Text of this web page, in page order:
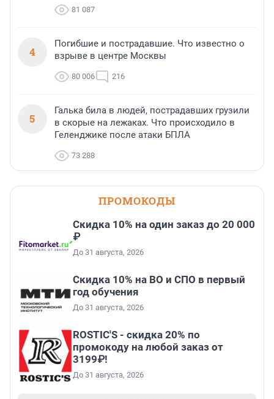
81 087
4
Погибшие и пострадавшие. Что известно о
взрыве в центре Москвы
80 006 216
5
Галька била в людей, пострадавших грузили
в скорые на лежаках. Что происходило в
Геленджике после атаки БПЛА
73 288
ПРОМОКОДЫ
Скидка 10% на один заказ до 20 000
₽
До 31 августа, 2026
Скидка 10% на ВО и СПО в первый
год обучения
До 31 августа, 2026
ROSTIC'S - скидка 20% по
промокоду на любой заказ от
3199₽!
До 31 августа, 2026